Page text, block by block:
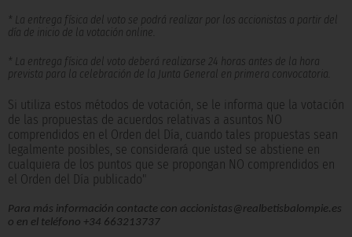
* La entrega física del voto se podrá realizar por los accionistas a partir del
día de inicio de la votación online.
* La entrega física del voto deberá realizarse 24 horas antes de la hora
prevista para la celebración de la Junta General en primera convocatoria.
Si utiliza estos métodos de votación, se le informa que la votación
de las propuestas de acuerdos relativas a asuntos NO
comprendidos en el Orden del Día, cuando tales propuestas sean
legalmente posibles, se considerará que usted se abstiene en
cualquiera de los puntos que se propongan NO comprendidos en
el Orden del Día publicado"
Para más información contacte con accionistas@realbetisbalompie.es
o en el teléfono +34 663213737